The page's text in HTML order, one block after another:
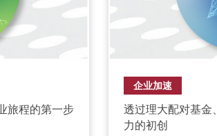
旅程的第一步
企业加速
透过理大配对基金
力的初创